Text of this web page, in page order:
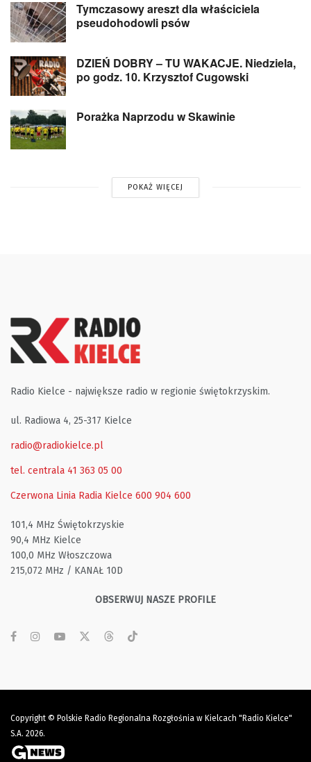
Tymczasowy areszt dla właściciela
pseudohodowli psów
DZIEŃ DOBRY – TU WAKACJE. Niedziela,
po godz. 10. Krzysztof Cugowski
Porażka Naprzodu w Skawinie
POKAŻ WIĘCEJ
Radio Kielce - największe radio w regionie świętokrzyskim.
ul. Radiowa 4, 25-317 Kielce
radio@radiokielce.pl
tel. centrala 41 363 05 00
Czerwona Linia Radia Kielce 600 904 600
101,4 MHz Świętokrzyskie
90,4 MHz Kielce
100,0 MHz Włoszczowa
215,072 MHz / KANAŁ 10D
OBSERWUJ NASZE PROFILE
Copyright © Polskie Radio Regionalna Rozgłośnia w Kielcach "Radio Kielce"
S.A. 2026.